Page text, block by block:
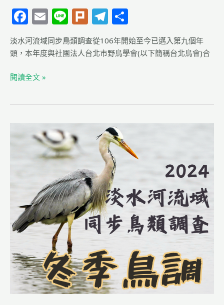
F
a
c
e
b
o
k
E
m
ai
l
Li
n
e
Pl
u
rk
T
el
e
g
享
淡水河流域同步鳥類調查從106年開始至今已邁入第九個年
頭，本年度與社團法人台北市野鳥學會(以下簡稱台北鳥會)合
記
錄
閱讀全文 »
步
類
調
查-